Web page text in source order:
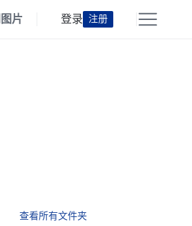
图片 登录 注册
查看所有文件夹